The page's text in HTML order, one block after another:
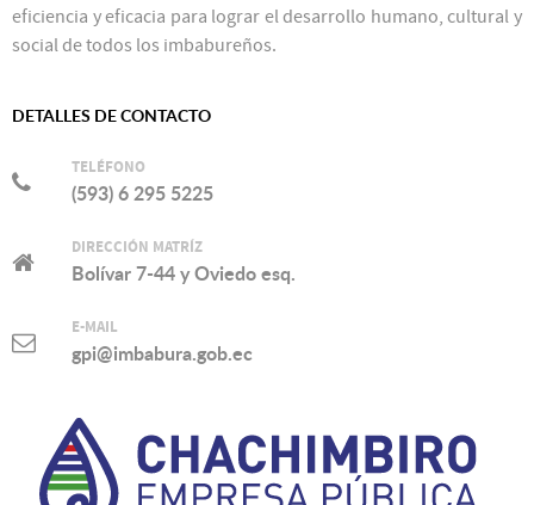
eficiencia y eficacia para lograr el desarrollo humano, cultural y
social de todos los imbabureños.
DETALLES DE CONTACTO
TELÉFONO
(593) 6 295 5225
DIRECCIÓN MATRÍZ
Bolívar 7-44 y Oviedo esq.
E-MAIL
gpi@imbabura.gob.ec